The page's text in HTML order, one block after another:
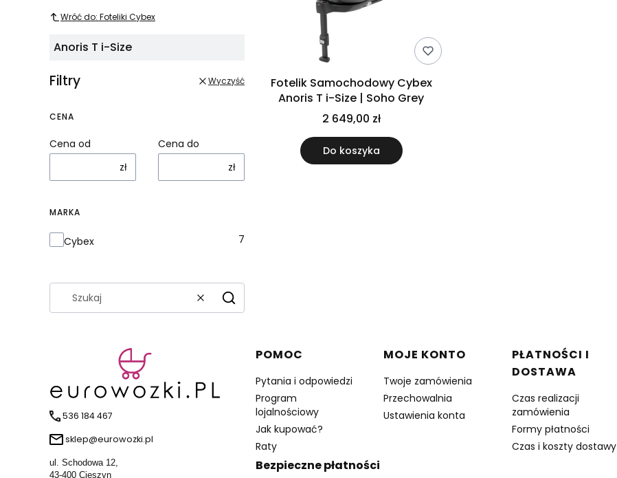
Wróć do: Foteliki Cybex
Anoris T i-Size
Filtry Wyczyść
CENA
Cena od
zł
Cena do
zł
MARKA
Marka
Cybex 7
WyczyśćSzukaj
Fotelik Samochodowy Cybex
Anoris T i-Size | Soho Grey
2 649,00 zł
Do koszyka
536 184 467
sklep@eurowozki.pl
ul. Schodowa 12,
43-400 Cieszyn
Linki w stopce
POMOC
Pytania i odpowiedzi
Program
lojalnościowy
Jak kupować?
Raty
MOJE KONTO
Twoje zamówienia
Przechowalnia
Ustawienia konta
PŁATNOŚCI I
DOSTAWA
Czas realizacji
zamówienia
Formy płatności
Czas i koszty dostawy
Bezpieczne płatności